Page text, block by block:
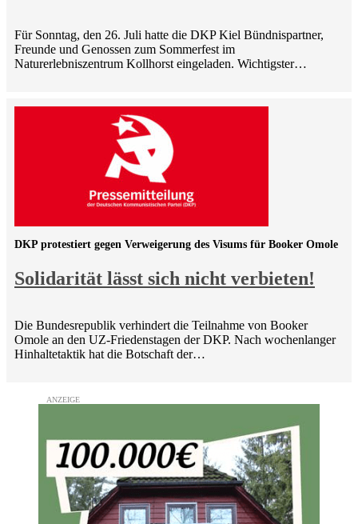
Für Sonntag, den 26. Juli hatte die DKP Kiel Bündnispartner,
Freunde und Genossen zum Sommerfest im
Naturerlebniszentrum Kollhorst eingeladen. Wichtigster…
Solidarität lässt sich nicht verbieten!
DKP protestiert gegen Verweigerung des Visums für Booker Omole
Die Bundesrepublik verhindert die Teilnahme von Booker
Omole an den UZ-Friedenstagen der DKP. Nach wochenlanger
Hinhaltetaktik hat die Botschaft der…